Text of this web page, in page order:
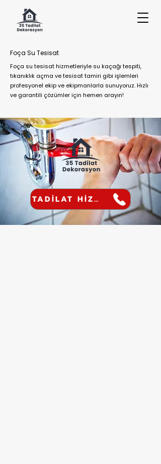
Foça Su Tesisat
Foça su tesisat hizmetleriyle su kaçağı tespiti,
tıkanıklık açma ve tesisat tamiri gibi işlemleri
profesyonel ekip ve ekipmanlarla sunuyoruz. Hızlı
ve garantili çözümler için hemen arayın!
TADİLAT HİZMETİ AL!